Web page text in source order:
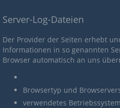
Server-Log-Dateien
Der Provider der Seiten erhebt
Informationen in so genannten
Browser automatisch an uns
Browsertyp und
verwendetes Betriebssystem